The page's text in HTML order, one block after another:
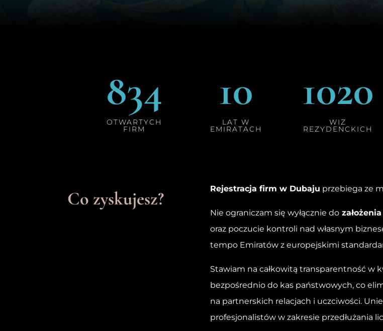
834
OTWARTYCH
FIRM
10
LAT W
EMIRATACH
1020
WIZ
REZYDENCKICH
Co zyskujesz? Rejestracja firm w Dubaju przebiega ze
Nie ograniczam się wyłącznie do
oraz poczucie kontroli nad własnym
tempo Emiratów z europejskimi
Stawiam na całkowitą transparentność w
bezpośrednio do kas państwowych, co
na partnerskich relacjach i uczciwości.
profesjonalistów w zakresie przedłużania